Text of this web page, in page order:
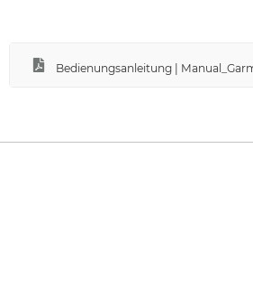
Bedienungsanleitung |